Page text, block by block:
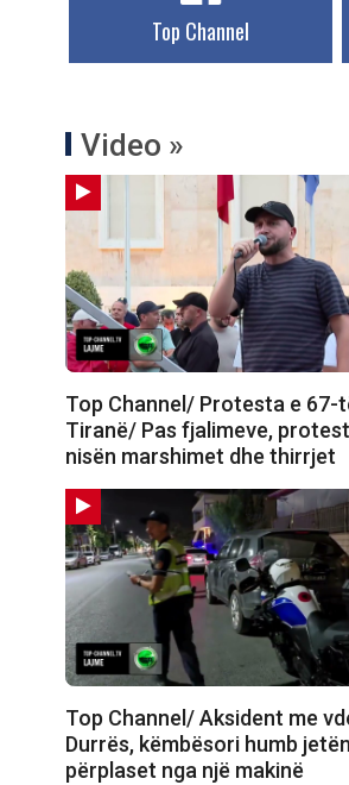
Top Channel
Video »
Top Channel/ Protesta e 67-
Tiranë/ Pas fjalimeve,
nisën marshimet dhe thirrjet
Top Channel/ Aksident me
Durrës, këmbësori humb
përplaset nga një makinë